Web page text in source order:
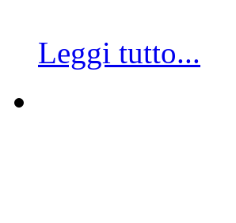
Leggi tutto...